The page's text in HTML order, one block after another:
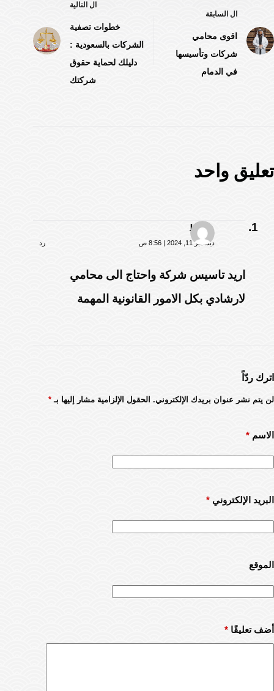
ال السابقة
اقوى محامي
شركات وتأسيسها
في الدمام
ال التالية
خطوات تصفية
الشركات بالسعودية :
دليلك لحماية حقوق
شركتك
تعليق واحد
حافظ
ديسمبر 11, 2024 | 8:56 ص رد
اريد تاسيس شركة واحتاج الى محامي
لارشادي بكل الامور القانونية المهمة
اترك ردّاً
لن يتم نشر عنوان بريدك الإلكتروني. الحقول الإلزامية مشار إليها بـ *
الاسم *
البريد الإلكتروني *
الموقع
أضف تعليقًا *